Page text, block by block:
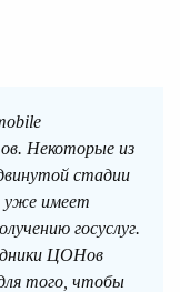
Некоторые из
стадии
уже имеет
госуслуг.
ЦОНов
того, чтобы